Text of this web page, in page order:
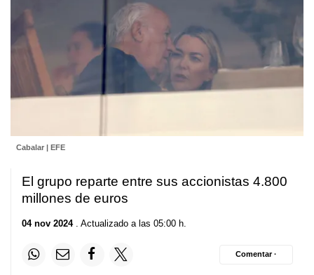
Cabalar | EFE
El grupo reparte entre sus accionistas 4.800
millones de euros
04 nov 2024. Actualizado a las 05:00 h.
Comentar ·